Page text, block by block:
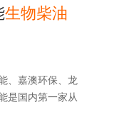
生物柴油
、嘉澳环保、龙
是国内第一家从